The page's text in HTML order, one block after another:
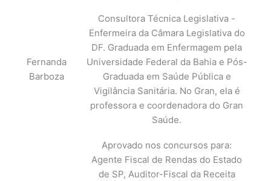
Fernanda
Barboza
Consultora Técnica Legislativa -
Enfermeira da Câmara Legislativa do
DF. Graduada em Enfermagem pela
Universidade Federal da Bahia e Pós-
Graduada em Saúde Pública e
Vigilância Sanitária. No Gran, ela é
professora e coordenadora do Gran
Saúde.
Aprovado nos concursos para:
Agente Fiscal de Rendas do Estado
de SP, Auditor-Fiscal da Receita